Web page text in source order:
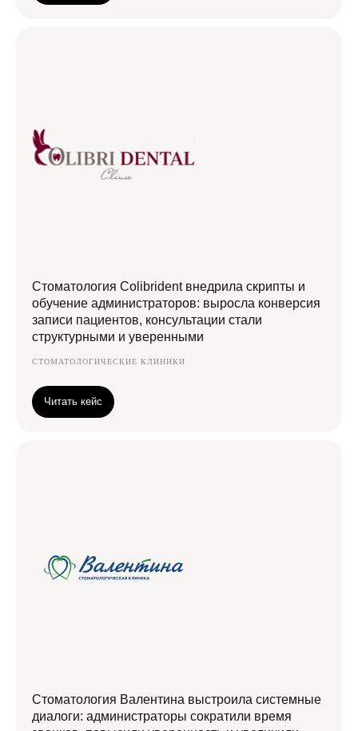
Стоматология Colibrident внедрила скрипты и
обучение администраторов: выросла конверсия
записи пациентов, консультации стали
структурными и уверенными
СТОМАТОЛОГИЧЕСКИЕ КЛИНИКИ
Читать кейс
Стоматология Валентина выстроила системные
диалоги: администраторы сократили время